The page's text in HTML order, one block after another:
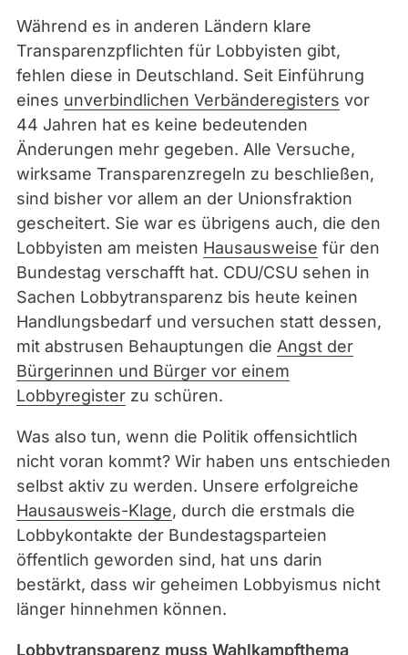
Während es in anderen Ländern klare
Transparenzpflichten für Lobbyisten gibt,
fehlen diese in Deutschland. Seit Einführung
eines unverbindlichen Verbänderegisters vor
44 Jahren hat es keine bedeutenden
Änderungen mehr gegeben. Alle Versuche,
wirksame Transparenzregeln zu beschließen,
sind bisher vor allem an der Unionsfraktion
gescheitert. Sie war es übrigens auch, die den
Lobbyisten am meisten Hausausweise für den
Bundestag verschafft hat. CDU/CSU sehen in
Sachen Lobbytransparenz bis heute keinen
Handlungsbedarf und versuchen statt dessen,
mit abstrusen Behauptungen die Angst der
Bürgerinnen und Bürger vor einem
Lobbyregister zu schüren.
Was also tun, wenn die Politik offensichtlich
nicht voran kommt? Wir haben uns entschieden
selbst aktiv zu werden. Unsere erfolgreiche
Hausausweis-Klage, durch die erstmals die
Lobbykontakte der Bundestagsparteien
öffentlich geworden sind, hat uns darin
bestärkt, dass wir geheimen Lobbyismus nicht
länger hinnehmen können.
Lobbytransparenz muss Wahlkampfthema